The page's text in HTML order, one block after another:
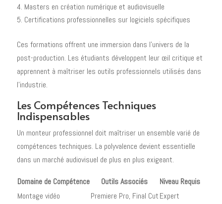
Masters en création numérique et audiovisuelle
Certifications professionnelles sur logiciels spécifiques
Ces formations offrent une immersion dans l'univers de la
post-production. Les étudiants développent leur œil critique et
apprennent à maîtriser les outils professionnels utilisés dans
l'industrie.
Les Compétences Techniques
Indispensables
Un monteur professionnel doit maîtriser un ensemble varié de
compétences techniques. La polyvalence devient essentielle
dans un marché audiovisuel de plus en plus exigeant.
Domaine de Compétence Outils Associés
Niveau Requis
Montage vidéo
Premiere Pro, Final CutExpert